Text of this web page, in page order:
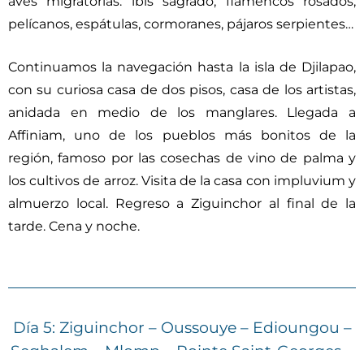
pelícanos, espátulas, cormoranes, pájaros serpientes…
Continuamos la navegación hasta la isla de Djilapao,
con su curiosa casa de dos pisos, casa de los artistas,
anidada en medio de los manglares. Llegada a
Affiniam, uno de los pueblos más bonitos de la
región, famoso por las cosechas de vino de palma y
los cultivos de arroz. Visita de la casa con impluvium y
almuerzo local. Regreso a Ziguinchor al final de la
tarde. Cena y noche.
Día 5: Ziguinchor – Oussouye – Edioungou –